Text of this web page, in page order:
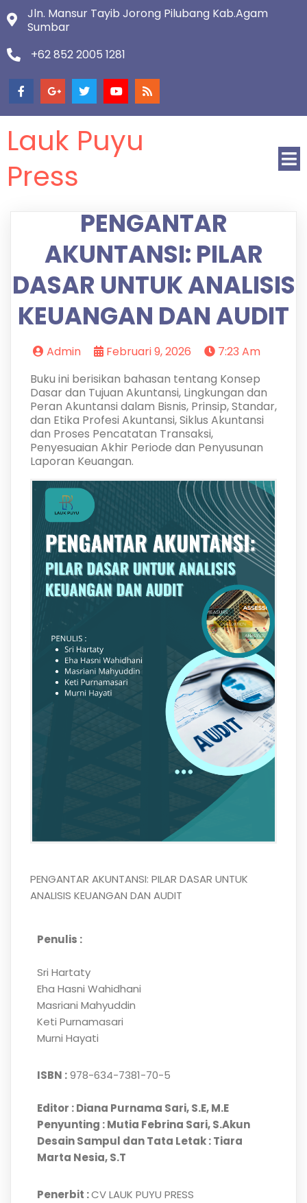
Jln. Mansur Tayib Jorong Pilubang Kab.Agam
Sumbar
+62 852 2005 1281
Lauk Puyu
Press
PENGANTAR
AKUNTANSI: PILAR
DASAR UNTUK ANALISIS
KEUANGAN DAN AUDIT
Admin Februari 9, 2026
7:23 Am
Buku ini berisikan bahasan tentang Konsep
Dasar dan Tujuan Akuntansi, Lingkungan dan
Peran Akuntansi dalam Bisnis, Prinsip, Standar,
dan Etika Profesi Akuntansi, Siklus Akuntansi
dan Proses Pencatatan Transaksi,
Penyesuaian Akhir Periode dan Penyusunan
Laporan Keuangan.
PENGANTAR AKUNTANSI: PILAR DASAR UNTUK
ANALISIS KEUANGAN DAN AUDIT
Penulis :
Sri Hartaty
Eha Hasni Wahidhani
Masriani Mahyuddin
Keti Purnamasari
Murni Hayati
ISBN :978-634-7381-70-5
Editor : Diana Purnama Sari, S.E, M.E
Penyunting :Mutia Febrina Sari, S.Akun
Desain Sampul dan Tata Letak : Tiara
Marta Nesia, S.T
Penerbit :CV LAUK PUYU PRESS